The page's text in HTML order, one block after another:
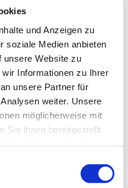
und Anzeigen zu
soziale Medien anbieten
unsere Website zu
Informationen zu Ihrer
unsere Partner für
weiter. Unsere
möglicherweise mit
Sie ihnen bereitgestellt
interessieren